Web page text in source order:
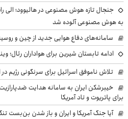
جنجال تازه هوش مصنوعی در هالیوود؛ الی
به هوش مصنوعی آلوده شد
سامانه‌های دفاع هوایی جدید از چین و
ادامه تابستان شیرین برای هواداران
تلاش ناموفق اسرائیل برای سرنگونی رژیم
خیبرشکن ایران به سامانه هدایت
برای پاتریوت و تاد آمریکا
آیا جنگ آمریکا و ایران و باز شدن بن‌بست